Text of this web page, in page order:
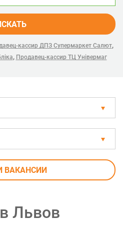
кассир ДПЗ Супермаркет Салют,
, Продавец-кассир ТЦ Універмаг
ВАКАНСИИ
Львов